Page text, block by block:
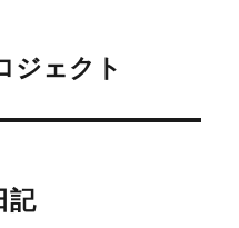
ジェクト
記